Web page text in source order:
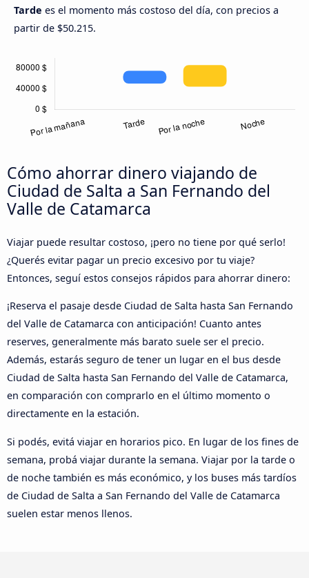
Tarde es el momento más costoso del día, con precios a
partir de $50.215.
Cómo ahorrar dinero viajando de
Ciudad de Salta a San Fernando del
Valle de Catamarca
Viajar puede resultar costoso, ¡pero no tiene por qué serlo!
¿Querés evitar pagar un precio excesivo por tu viaje?
Entonces, seguí estos consejos rápidos para ahorrar dinero:
¡Reserva el pasaje desde Ciudad de Salta hasta San Fernando
del Valle de Catamarca con anticipación! Cuanto antes
reserves, generalmente más barato suele ser el precio.
Además, estarás seguro de tener un lugar en el bus desde
Ciudad de Salta hasta San Fernando del Valle de Catamarca,
en comparación con comprarlo en el último momento o
directamente en la estación.
Si podés, evitá viajar en horarios pico. En lugar de los fines de
semana, probá viajar durante la semana. Viajar por la tarde o
de noche también es más económico, y los buses más tardíos
de Ciudad de Salta a San Fernando del Valle de Catamarca
suelen estar menos llenos.